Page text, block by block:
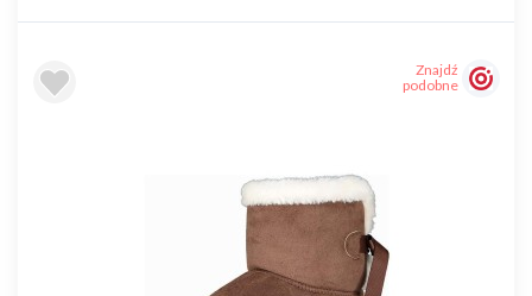
Znajdź
podobne